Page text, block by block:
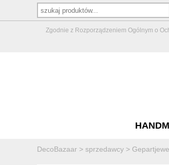
Zgodnie z Rozporządzeniem Ogólnym o
DecoBazaar > sprzedawcy >